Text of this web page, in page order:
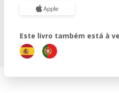
Este livro também está à